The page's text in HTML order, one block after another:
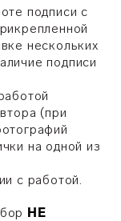
подписи с
нескольких
подписи
(при
на одной из
с работой.
НЕ